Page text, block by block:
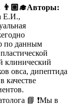
👨🏼‍🎓Авторы:
Е.И.,
по данным
клинический
овса, дипептида
качестве
📘 ❗️Мы в